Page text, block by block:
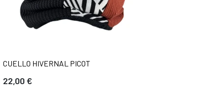
CUELLO HIVERNAL PICOT
22,00 €